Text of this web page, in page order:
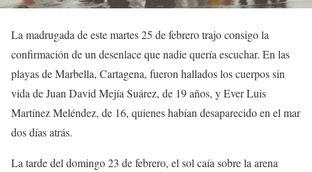
La madrugada de este martes 25 de febrero trajo consigo la
confirmación de un desenlace que nadie quería escuchar. En las
playas de Marbella, Cartagena, fueron hallados los cuerpos sin
vida de Juan David Mejía Suárez, de 19 años, y Ever Luis
Martínez Meléndez, de 16, quienes habían desaparecido en el mar
dos días atrás.
La tarde del domingo 23 de febrero, el sol caía sobre la arena